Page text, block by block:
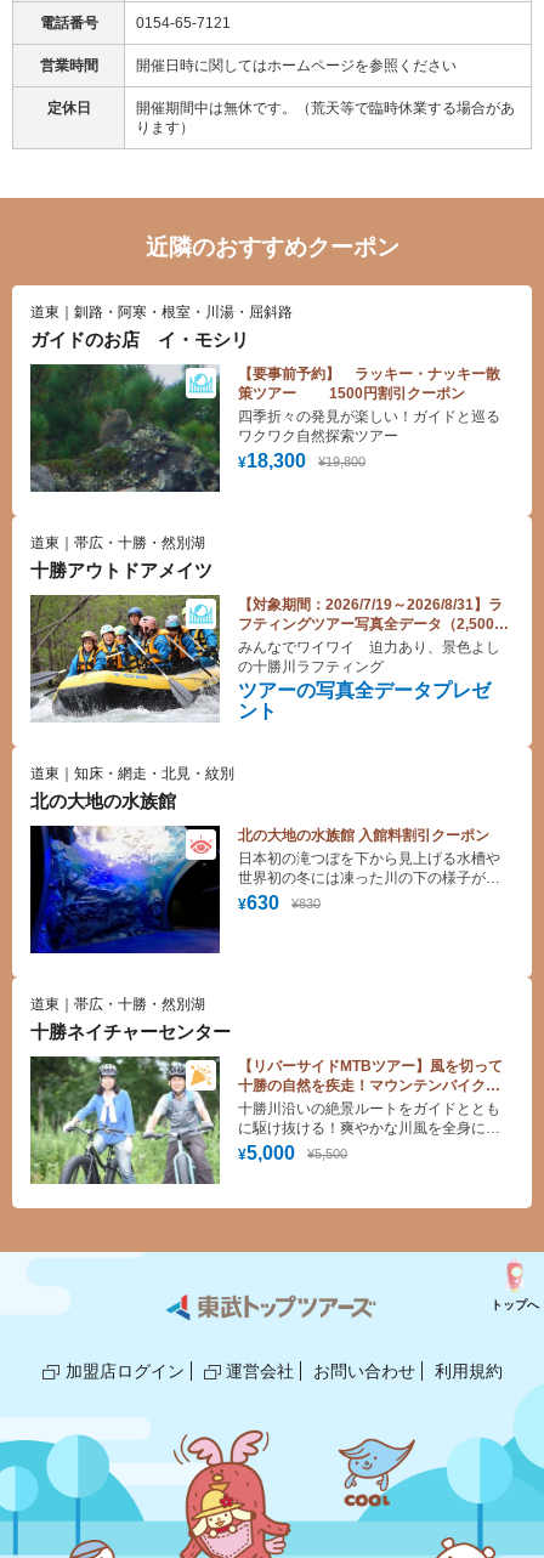
電話番号 0154-65-7121
営業時間 開催日時に関してはホームページを参照ください
定休日
開催期間中は無休です。（荒天等で臨時休業する場合があ
ります）
近隣のおすすめクーポン
道東｜釧路・阿寒・根室・川湯・屈斜路
ガイドのお店 イ・モシリ
【要事前予約】 ラッキー・ナッキー散
策ツアー 1500円割引クーポン
¥18,300 ¥19,800
四季折々の発見が楽しい！ガイドと巡る
ワクワク自然探索ツアー
道東｜帯広・十勝・然別湖
十勝アウトドアメイツ
【対象期間：2026/7/19～2026/8/31】ラ
フティングツアー写真全データ（2,500円
相当）プレゼント！
ツアーの写真全データプレゼ
ント
みんなでワイワイ 迫力あり、景色よし
の十勝川ラフティング
道東｜知床・網走・北見・紋別
北の大地の水族館
北の大地の水族館 入館料割引クーポン
¥630 ¥830
日本初の滝つぼを下から見上げる水槽や
世界初の冬には凍った川の下の様子が見
られる水槽の他、おんねゆ温泉の温泉水
道東｜帯広・十勝・然別湖
十勝ネイチャーセンター
【リバーサイドMTBツアー】風を切って
十勝の自然を疾走！マウンテンバイク体
験料 ≪500円割引≫クーポン！
¥5,000 ¥5,500
十勝川沿いの絶景ルートをガイドととも
に駆け抜ける！爽やかな川風を全身に浴
びながら、オフロードを進むアクティブ
な爽快感と自然との一体感をおトクに満
加盟店ログイン 運営会社 お問い合わせ 利用規約
トップへ